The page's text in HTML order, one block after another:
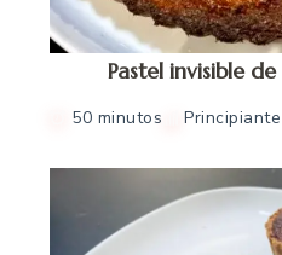
Pastel invisible
50 minutos Principiante